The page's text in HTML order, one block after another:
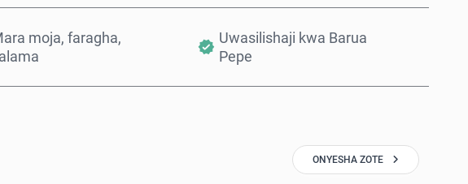
moja, faragha,
Uwasilishaji kwa Barua
Pepe
ONYESHA ZOTE